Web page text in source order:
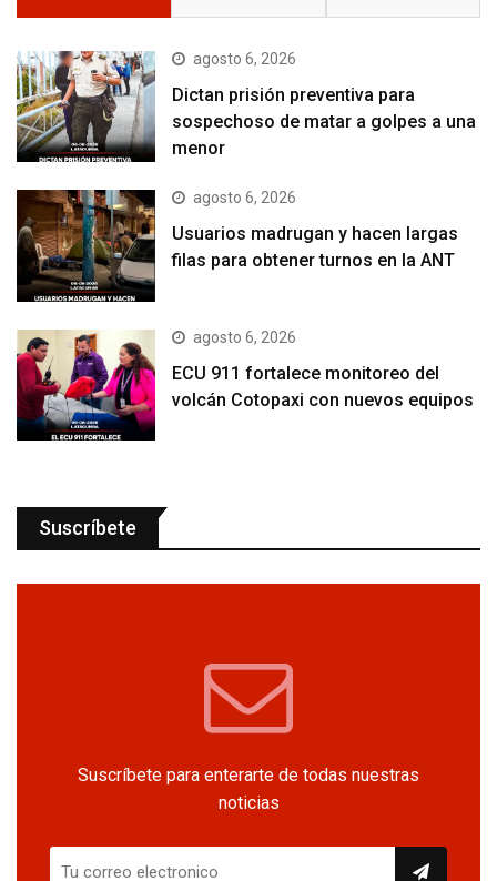
agosto 6, 2026
Dictan prisión preventiva para
sospechoso de matar a golpes a una
menor
agosto 6, 2026
Usuarios madrugan y hacen largas
filas para obtener turnos en la ANT
agosto 6, 2026
ECU 911 fortalece monitoreo del
volcán Cotopaxi con nuevos equipos
Suscríbete
Suscríbete para enterarte de todas nuestras
noticias